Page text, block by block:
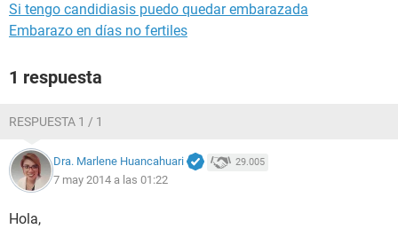
Si tengo candidiasis puedo quedar embarazada
Embarazo en días no fertiles
1 respuesta
RESPUESTA 1 / 1
Dra. Marlene Huancahuari 29.005
7 may 2014 a las 01:22
Hola,